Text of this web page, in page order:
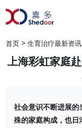
首页 > 生育治疗最新资讯
上海彩虹家庭
社会意识不断进展的
殊的家庭构成，也日